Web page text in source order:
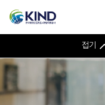
접기